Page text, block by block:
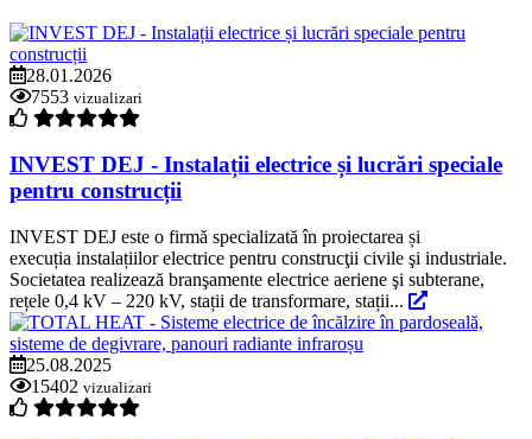
28.01.2026
7553 vizualizari
INVEST DEJ - Instalații electrice și lucrări speciale
pentru construcții
INVEST DEJ este o firmă specializată în proiectarea și
execuția instalațiilor electrice pentru construcţii civile şi industriale.
Societatea realizează branşamente electrice aeriene şi subterane,
rețele 0,4 kV – 220 kV, stații de transformare, stații...
25.08.2025
15402 vizualizari